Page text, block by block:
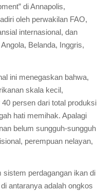
di Annapolis,
oleh perwakilan FAO,
internasional, dan
Belanda, Inggris,
ini menegaskan bahwa,
skala kecil,
persen dari total produksi
hati memihak. Apalagi
belum sungguh-sungguh
perempuan nelayan,
sistem perdagangan ikan di
antaranya adalah ongkos